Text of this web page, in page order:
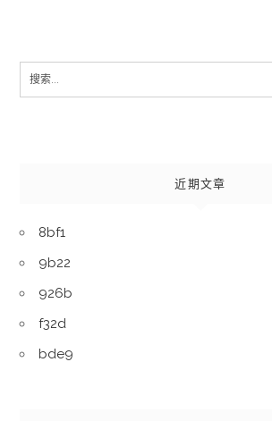
Search
近期文章
8bf1
9b22
926b
f32d
bde9